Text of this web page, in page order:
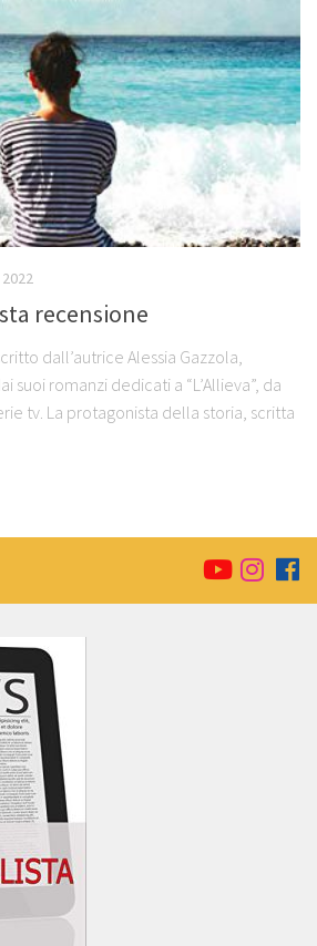
recensione
dall’autrice Alessia Gazzola,
suoi romanzi dedicati a “L’Allieva”, da
tv. La protagonista della storia, scritta